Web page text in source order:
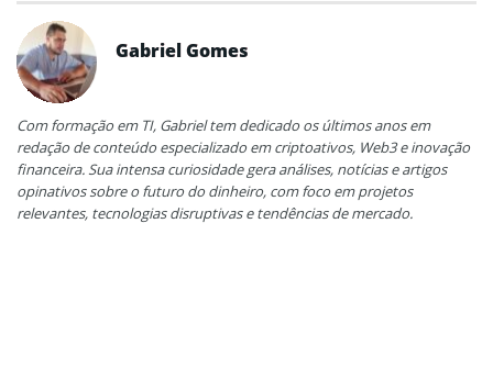
Gabriel Gomes
Com formação em TI, Gabriel tem dedicado os últimos anos em
redação de conteúdo especializado em criptoativos, Web3 e inovação
financeira. Sua intensa curiosidade gera análises, notícias e artigos
opinativos sobre o futuro do dinheiro, com foco em projetos
relevantes, tecnologias disruptivas e tendências de mercado.